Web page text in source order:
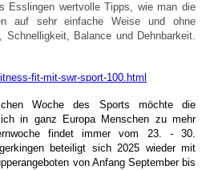
Esslingen wertvolle Tipps, wie man die
auf sehr einfache Weise und ohne
Schnelligkeit, Balance und Dehnbarkeit.
fit-mit-swr-sport-100.html
Woche des Sports möchte die
in ganz Europa Menschen zu mehr
findet immer vom 23. - 30.
beteiligt sich 2025 wieder mit
von Anfang September bis